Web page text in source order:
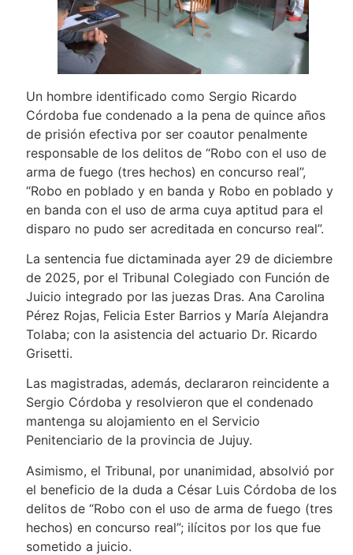
Un hombre identificado como Sergio Ricardo
Córdoba fue condenado a la pena de quince años
de prisión efectiva por ser coautor penalmente
responsable de los delitos de “Robo con el uso de
arma de fuego (tres hechos) en concurso real”,
“Robo en poblado y en banda y Robo en poblado y
en banda con el uso de arma cuya aptitud para el
disparo no pudo ser acreditada en concurso real”.
La sentencia fue dictaminada ayer 29 de diciembre
de 2025, por el Tribunal Colegiado con Función de
Juicio integrado por las juezas Dras. Ana Carolina
Pérez Rojas, Felicia Ester Barrios y María Alejandra
Tolaba; con la asistencia del actuario Dr. Ricardo
Grisetti.
Las magistradas, además, declararon reincidente a
Sergio Córdoba y resolvieron que el condenado
mantenga su alojamiento en el Servicio
Penitenciario de la provincia de Jujuy.
Asimismo, el Tribunal, por unanimidad, absolvió por
el beneficio de la duda a César Luis Córdoba de los
delitos de “Robo con el uso de arma de fuego (tres
hechos) en concurso real”; ilícitos por los que fue
sometido a juicio.